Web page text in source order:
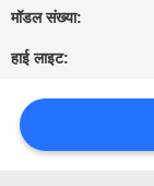
गुणवत्ता
नियंत्रण
हमसे
संपर्क
मॉडल संख्या:
हाई लाइट: